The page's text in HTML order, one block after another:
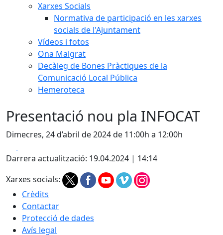
Xarxes Socials
Normativa de participació en les xarxes
socials de l'Ajuntament
Vídeos i fotos
Ona Malgrat
Decàleg de Bones Pràctiques de la
Comunicació Local Pública
Hemeroteca
Presentació nou pla INFOCAT
Dimecres, 24 d’abril de 2024 de 11:00h a 12:00h
Darrera actualització: 19.04.2024 | 14:14
Xarxes socials:
Crèdits
Contactar
Protecció de dades
Avís legal